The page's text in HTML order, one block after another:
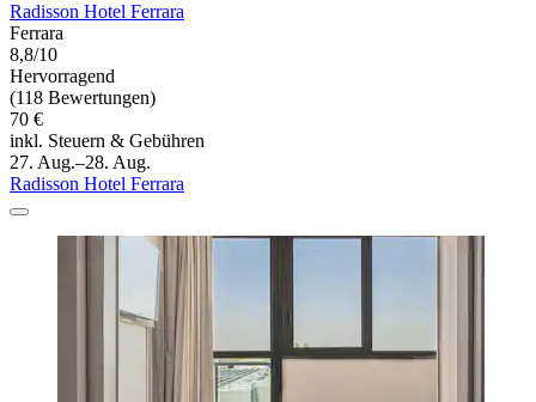
Radisson Hotel Ferrara
Ferrara
8,8/10
Hervorragend
(118 Bewertungen)
70 €
inkl. Steuern & Gebühren
27. Aug.–28. Aug.
Radisson Hotel Ferrara